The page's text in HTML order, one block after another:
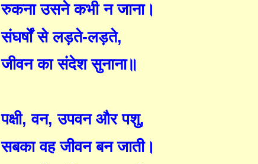
रुकना उसने कभी न जाना।
संघर्षों से लड़ते-लड़ते,
जीवन का संदेश सुनाना॥
पक्षी,वन,उपवन और पशु,
सबका वहजीवनबन जाती।